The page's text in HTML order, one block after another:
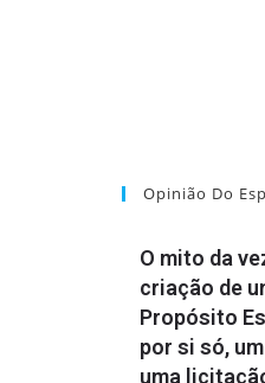
Opinião Do
O mito da
criação de
Propósito
por si só,
uma